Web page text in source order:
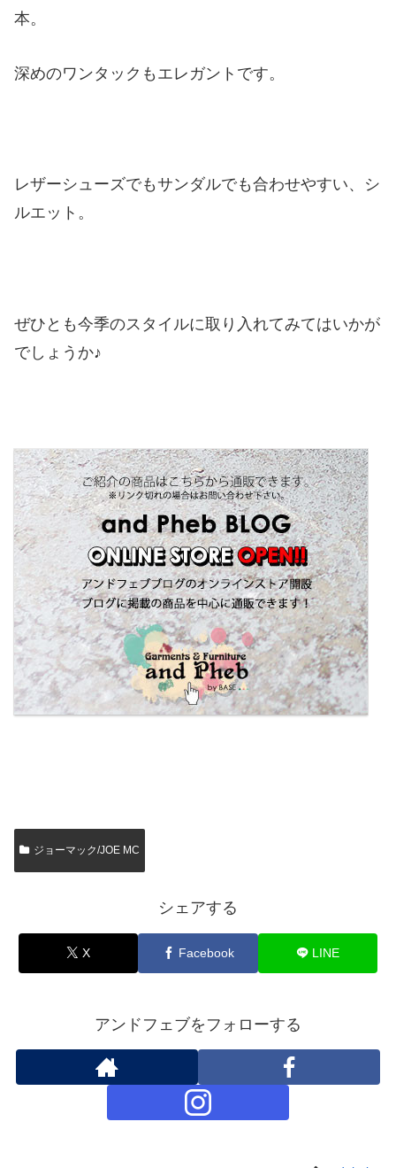
本。
深めのワンタックもエレガントです。
レザーシューズでもサンダルでも合わせやすい、シ
ルエット。
ぜひとも今季のスタイルに取り入れてみてはいかが
でしょうか♪
ジョーマック/JOE MC
シェアする
X Facebook LINE
アンドフェブをフォローする